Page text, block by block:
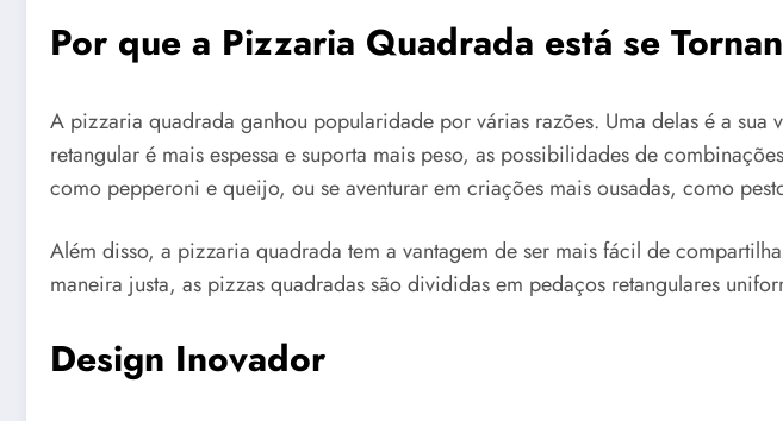
Por que a Pizzaria Quadrada está se
A pizzaria quadrada ganhou popularidade por várias razões. Uma delas é a
retangular é mais espessa e suporta mais peso, as possibilidades de
como pepperoni e queijo, ou se aventurar em criações mais ousadas, como
Além disso, a pizzaria quadrada tem a vantagem de ser mais fácil de
maneira justa, as pizzas quadradas são divididas em pedaços retangulares
Design Inovador